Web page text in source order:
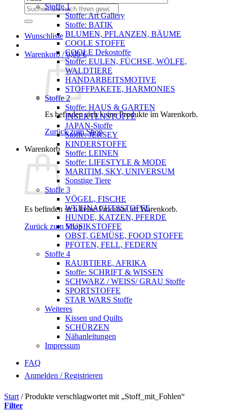
Suchen
nach:
Wunschliste
Warenkorb /0,00€
Es befinden sich keine Produkte im Warenkorb.
Zurück zum Shop
Warenkorb
Es befinden sich keine Produkte im Warenkorb.
Zurück zum Shop
Stoffe 1
Stoffe: Art Gallery
Stoffe: BATIK
BLUMEN, PFLANZEN, BÄUME
COOLE STOFFE
COOLE Dekostoffe
Stoffe: EULEN, FÜCHSE, WÖLFE,
WALDTIERE
HANDARBEITSMOTIVE
STOFFPAKETE, HARMONIES
Stoffe 2
Stoffe: HAUS & GARTEN
INSEKTENSTOFFE
JAPAN-Stoffe
Stoffe: JERSEY
KINDERSTOFFE
Stoffe: LEINEN
Stoffe: LIFESTYLE & MODE
MARITIM, SKY, UNIVERSUM
Sonstige Tiere
Stoffe 3
VÖGEL, FISCHE
WEIHNACHTSSTOFFE
HUNDE, KATZEN, PFERDE
MUSIKSTOFFE
OBST, GEMÜSE, FOOD STOFFE
PFOTEN, FELL, FEDERN
Stoffe 4
RAUBTIERE, AFRIKA
Stoffe: SCHRIFT & WISSEN
SCHWARZ / WEISS/ GRAU Stoffe
SPORTSTOFFE
STAR WARS Stoffe
Weiteres
Kissen und Quilts
SCHÜRZEN
Nähanleitungen
Impressum
FAQ
Anmelden / Registrieren
Start /Produkte verschlagwortet mit „Stoff_mit_Fohlen“
Filter